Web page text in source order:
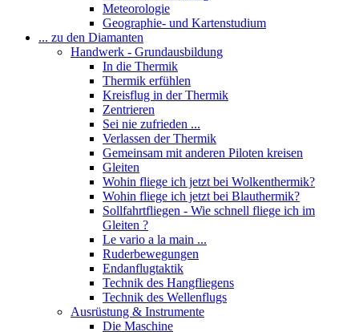
Meteorologie
Geographie- und Kartenstudium
... zu den Diamanten
Handwerk - Grundausbildung
In die Thermik
Thermik erfühlen
Kreisflug in der Thermik
Zentrieren
Sei nie zufrieden ...
Verlassen der Thermik
Gemeinsam mit anderen Piloten kreisen
Gleiten
Wohin fliege ich jetzt bei Wolkenthermik?
Wohin fliege ich jetzt bei Blauthermik?
Sollfahrtfliegen - Wie schnell fliege ich im
Gleiten ?
Le vario a la main ...
Ruderbewegungen
Endanflugtaktik
Technik des Hangfliegens
Technik des Wellenflugs
Ausrüstung & Instrumente
Die Maschine